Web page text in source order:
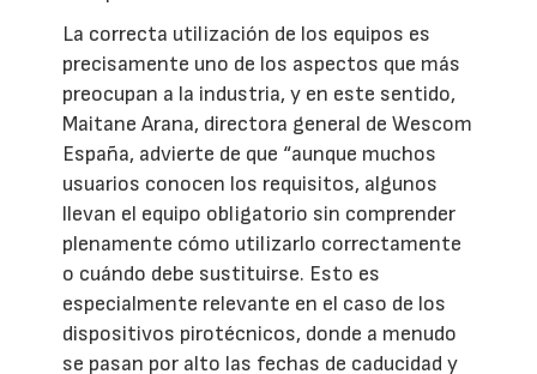
La correcta utilización de los equipos es
precisamente uno de los aspectos que más
preocupan a la industria, y en este sentido,
Maitane Arana, directora general de Wescom
España, advierte de que “aunque muchos
usuarios conocen los requisitos, algunos
llevan el equipo obligatorio sin comprender
plenamente cómo utilizarlo correctamente
o cuándo debe sustituirse. Esto es
especialmente relevante en el caso de los
dispositivos pirotécnicos, donde a menudo
se pasan por alto las fechas de caducidad y